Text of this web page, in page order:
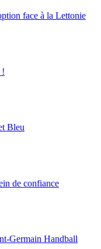
face à la Lettonie
!
Bleu
de confiance
Germain Handball